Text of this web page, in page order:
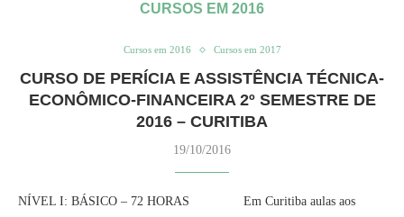
CURSOS EM 2016
Cursos em 2016 Cursos em 2017
CURSO DE PERÍCIA E ASSISTÊNCIA TÉCNICA-
ECONÔMICO-FINANCEIRA 2º SEMESTRE DE
2016 – CURITIBA
19/10/2016
NÍVEL I: BÁSICO – 72 HORAS Em Curitiba aulas aos